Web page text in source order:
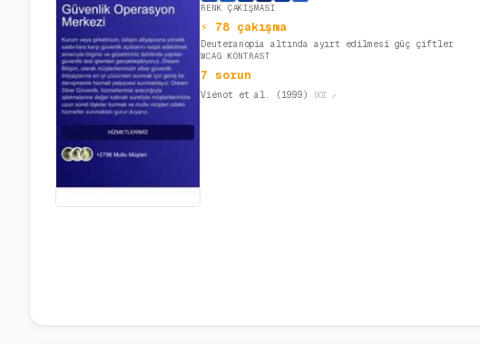
RENK ÇAKIŞMASI
⚡ 78 çakışma
Deuteranopia altında ayırt edilmesi güç çiftler
WCAG KONTRAST
7 sorun
Viénot et al. (1999) DOI ↗